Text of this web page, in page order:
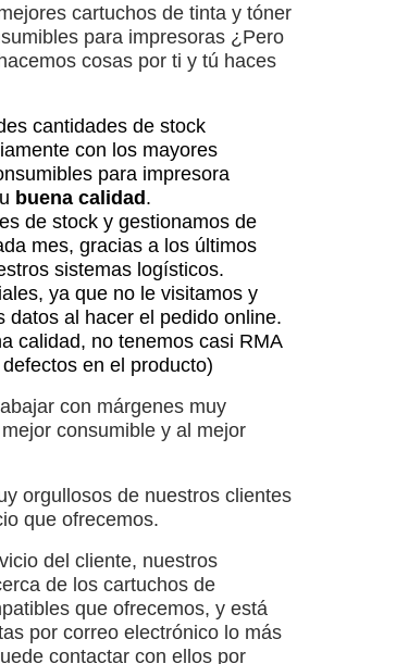
cartuchos de tinta y tóner
para impresoras ¿Pero
cosas por ti y tú haces
cantidades de stock
con los mayores
para impresora
buena calidad.
de stock y gestionamos de
mes, gracias a los últimos
sistemas logísticos.
ya que no le visitamos y
datos al hacer el pedido online.
calidad, no tenemos casi RMA
en el producto)
con márgenes muy
consumible y al mejor
orgullosos de nuestros clientes
que ofrecemos.
del cliente, nuestros
de los cartuchos de
que ofrecemos, y está
por correo electrónico lo más
contactar con ellos por